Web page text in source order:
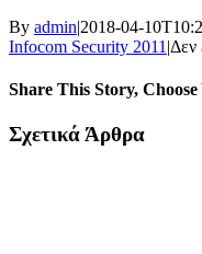
By admin|2018-04-
Infocom Security 2011 |Δεν
Share This Story,
Facebook
X
LinkedIn
Pinterest
Σχετικά Άρθρα